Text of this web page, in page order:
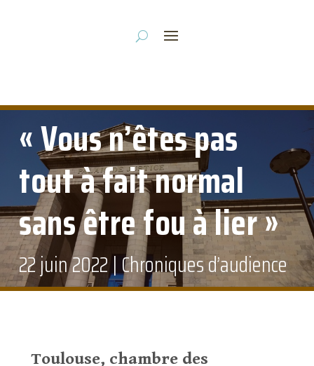
« Vous n’êtes pas
tout à fait normal
sans être fou à lier »
22 juin 2022|Chroniques d’audience
Toulouse, chambre des